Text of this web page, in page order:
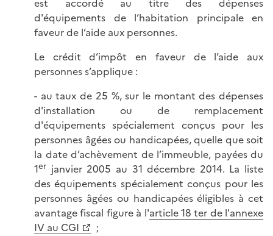
est accordé au titre des dépenses
d'équipements de l’habitation principale en
faveur de l’aide aux personnes.
Le crédit d’impôt en faveur de l’aide aux
personnes s’applique :
- au taux de 25 %, sur le montant des dépenses
d'installation ou de remplacement
d'équipements spécialement conçus pour les
personnes âgées ou handicapées, quelle que soit
la date d’achèvement de l’immeuble, payées du
1er janvier 2005 au 31 décembre 2014. La liste
des équipements spécialement conçus pour les
personnes âgées ou handicapées éligibles à cet
avantage fiscal figure à l'article 18 ter de l'annexe
IV au CGI
;